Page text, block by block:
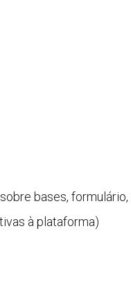
bases, formulário,
à plataforma)